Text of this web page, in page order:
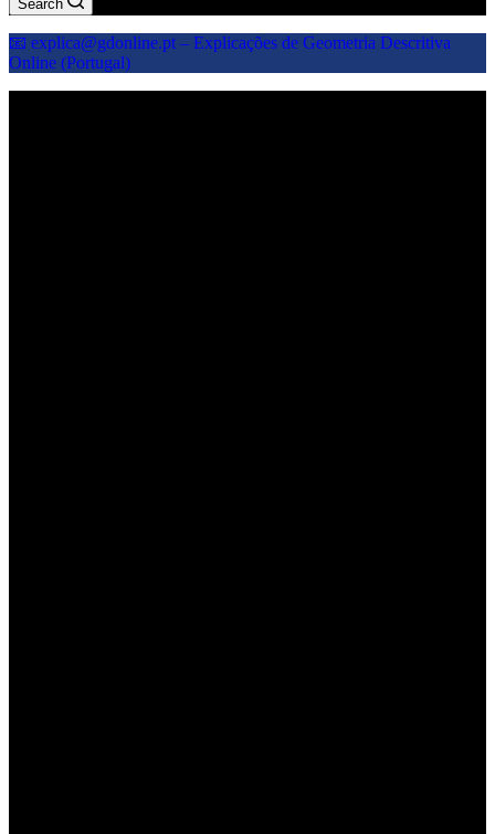
Search
📧 explica@gdonline.pt – Explicações de Geometria Descritiva
Online (Portugal)